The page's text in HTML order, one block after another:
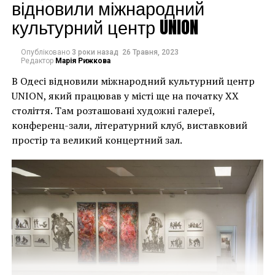
могли повернути час
назад, ми б це
зробили”.
Хулігани, які намагалися зафарбувати мурал, злодії,
які відколювали зафарбовані фрагменти, щоб
продати їх у Facebook, тріщини в стіні та члени
окружної ради – це лише деякі з неприємностей, з
якими довелося зіткнутися Куттсам. Після крадіжки
їм довелося за власний кошт найняти охоронця,
який би наглядав за муралом вночі.
Єдиний вихід, кажуть Куттси, – це зняти 22-тонну
фреску, а для цього за останній місяць довелося
“зміцнити її 12 шарами смоли, скловолокна і
п’ятьма тоннами сталі, а також використовувати 40-
футовий кран, щоб забрати її”.
Хант Слонем “Thunderbunny”, 2022
Слонем, зі свого боку, вперше почув про акт
відновили міжнародний
культурний центр UNION
Опубліковано 3 роки назад 26 Травня, 2023
Редактор Марія Рижкова
В Одесі відновили міжнародний культурний центр
UNION, який працював у місті ще на початку XX
століття. Там розташовані художні галереї,
конференц-зали, літературний клуб, виставковий
простір та великий концертний зал.